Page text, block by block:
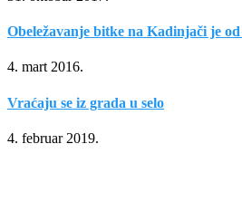
Obeležavanje bitke na Kadinjači je od
4. mart 2016.
Vraćaju se iz grada u selo
4. februar 2019.